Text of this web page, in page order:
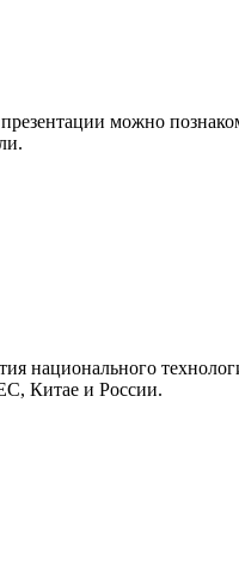
можно
Китае и России.